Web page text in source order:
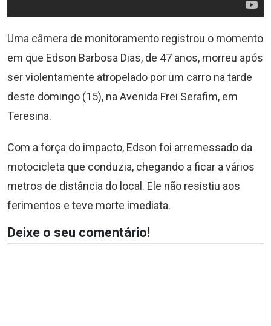
Uma câmera de monitoramento registrou o momento
em que Edson Barbosa Dias, de 47 anos, morreu após
ser violentamente atropelado por um carro na tarde
deste domingo (15), na Avenida Frei Serafim, em
Teresina.
Com a força do impacto, Edson foi arremessado da
motocicleta que conduzia, chegando a ficar a vários
metros de distância do local. Ele não resistiu aos
ferimentos e teve morte imediata.
Deixe o seu comentário!